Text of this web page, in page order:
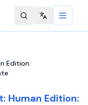
Change
Edition:
Human Edition: